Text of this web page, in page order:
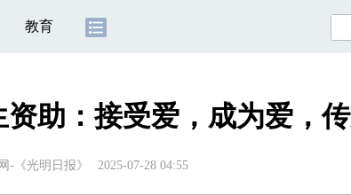
教育
资助：接受爱，成为爱，
-《光明日报》 2025-07-28 04:55